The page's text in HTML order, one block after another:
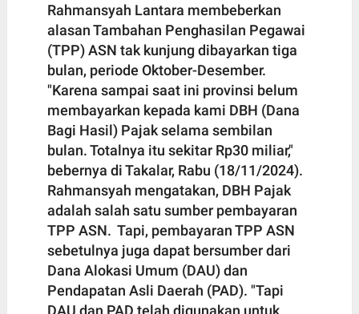
Rahmansyah Lantara membeberkan
alasan Tambahan Penghasilan Pegawai
(TPP) ASN tak kunjung dibayarkan tiga
bulan, periode Oktober-Desember.
"Karena sampai saat ini provinsi belum
membayarkan kepada kami DBH (Dana
Bagi Hasil) Pajak selama sembilan
bulan. Totalnya itu sekitar Rp30 miliar,"
bebernya di Takalar, Rabu (18/11/2024).
Rahmansyah mengatakan, DBH Pajak
adalah salah satu sumber pembayaran
TPP ASN. Tapi, pembayaran TPP ASN
sebetulnya juga dapat bersumber dari
Dana Alokasi Umum (DAU) dan
Pendapatan Asli Daerah (PAD). "Tapi
DAU dan PAD telah digunakan untuk